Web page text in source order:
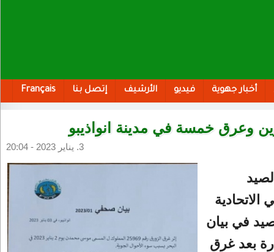
أخبار جهوية فيديو الأرشيف إتصل بنا Français
وعرق خمسة في مدينة انواذيبو
3. يناير 2023 - 20:04
الاتحادية
في بيان
بحارة بعد غرق